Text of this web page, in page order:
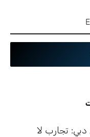
تجارب لا